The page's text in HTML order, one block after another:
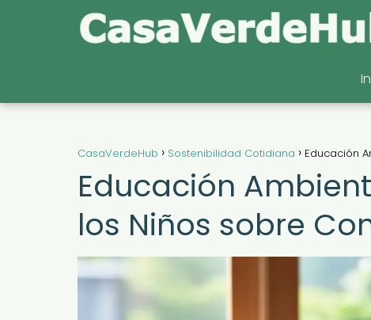
CasaVerdeHub Sostenibilidad Cotidiana Educación
Educación
los Niños sobre